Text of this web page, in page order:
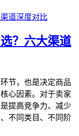
？六大渠道
节，也是决定商品
心因素。对于卖家
提高竞争力、减少
不同类目、不同阶